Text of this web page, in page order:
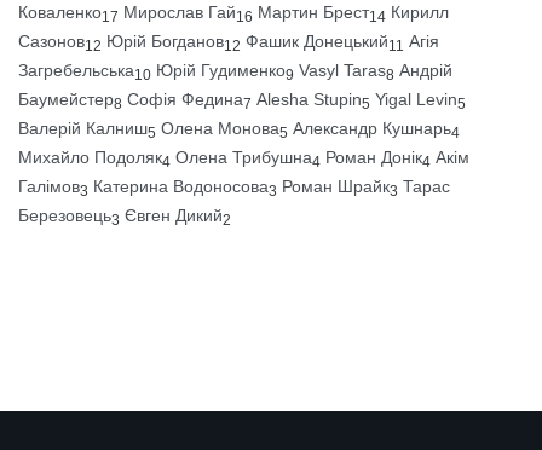
Коваленко17 Мирослав Гай16 Мартин Брест14 Кирилл
Сазонов12 Юрій Богданов12 Фашик Донецький11 Агія
Загребельська10 Юрій Гудименко9 Vasyl Taras8 Андрій
Баумейстер8 Софія Федина7 Alesha Stupin5 Yigal Levin5
Валерій Калниш5 Олена Монова5 Александр Кушнарь4
Михайло Подоляк4 Олена Трибушна4 Роман Донік4 Акім
Галімов3 Катерина Водоносова3 Роман Шрайк3 Тарас
Березовець3 Євген Дикий2